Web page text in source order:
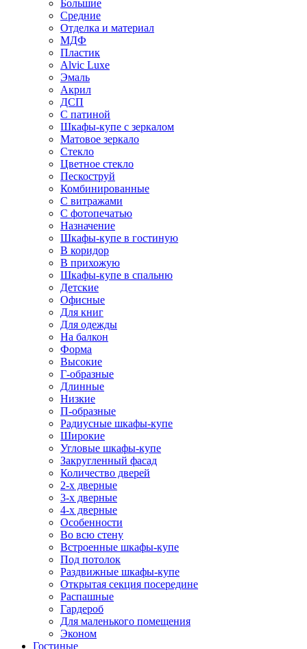
Большие
Средние
Отделка и материал
МДФ
Пластик
Alvic Luxe
Эмаль
Акрил
ДСП
С патиной
Шкафы-купе с зеркалом
Матовое зеркало
Стекло
Цветное стекло
Пескоструй
Комбинированные
С витражами
С фотопечатью
Назначение
Шкафы-купе в гостиную
В коридор
В прихожую
Шкафы-купе в спальню
Детские
Офисные
Для книг
Для одежды
На балкон
Форма
Высокие
Г-образные
Длинные
Низкие
П-образные
Радиусные шкафы-купе
Широкие
Угловые шкафы-купе
Закругленный фасад
Количество дверей
2-х дверные
3-х дверные
4-х дверные
Особенности
Во всю стену
Встроенные шкафы-купе
Под потолок
Раздвижные шкафы-купе
Открытая секция посередине
Распашные
Гардероб
Для маленького помещения
Эконом
Гостиные